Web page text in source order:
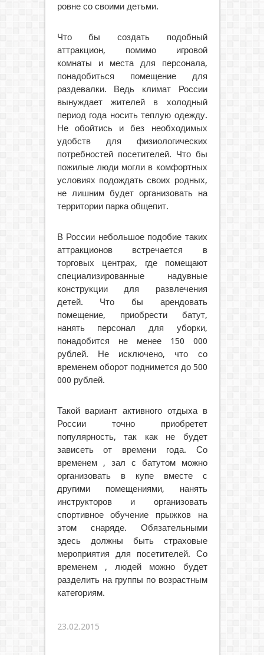
ровне со своими детьми.
Что бы создать подобный
аттракцион, помимо игровой
комнаты и места для персонала,
понадобиться помещение для
раздевалки. Ведь климат России
вынуждает жителей в холодный
период года носить теплую одежду.
Не обойтись и без необходимых
удобств для физиологических
потребностей посетителей. Что бы
пожилые люди могли в комфортных
условиях подождать своих родных,
не лишним будет организовать на
территории парка общепит.
В России небольшое подобие таких
аттракционов встречается в
торговых центрах, где помещают
специализированные надувные
конструкции для развлечения
детей. Что бы арендовать
помещение, приобрести батут,
нанять персонал для уборки,
понадобится не менее 150 000
рублей. Не исключено, что со
временем оборот поднимется до 500
000 рублей.
Такой вариант активного отдыха в
России точно приобретет
популярность, так как не будет
зависеть от времени года. Со
временем , зал с батутом можно
организовать в купе вместе с
другими помещениями, нанять
инструкторов и организовать
спортивное обучение прыжков на
этом снаряде. Обязательными
здесь должны быть страховые
мероприятия для посетителей. Со
временем , людей можно будет
разделить на группы по возрастным
категориям.
23.02.2015